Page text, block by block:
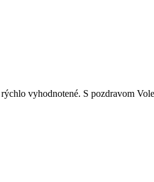
vyhodnotené. S pozdravom